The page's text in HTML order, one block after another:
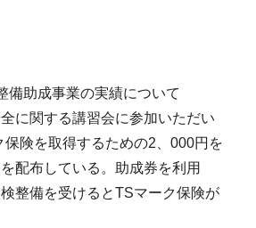
備助成事業の実績について
に関する講習会に参加いただい
保険を取得するための2、000円を
配布している。助成券を利用
整備を受けるとTSマーク保険が